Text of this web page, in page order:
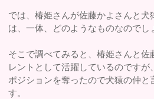
では、椿姫さんが佐藤かよさんと犬
は、一体、どのようなものなのでし
そこで調べてみると、椿姫さんと佐
レントとして活躍しているのです
ポジションを奪ったので犬猿の仲と
す。